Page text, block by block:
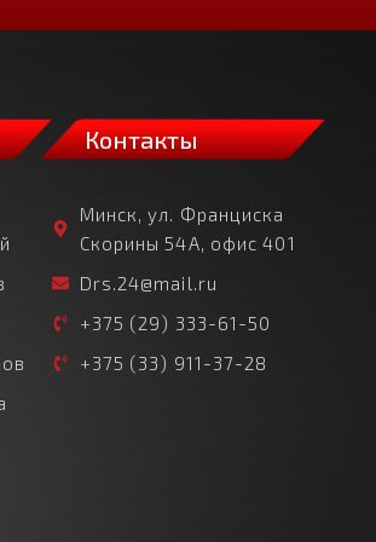
Контакты
Минск, ул. Франциска
Скорины 54А, офис 401
Drs.24@mail.ru
+375 (29) 333-61-50
+375 (33) 911-37-28